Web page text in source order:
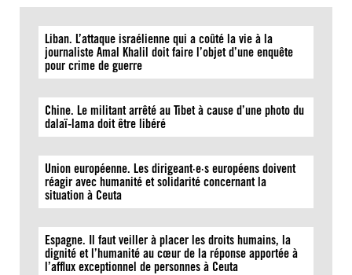
Liban. L’attaque israélienne qui a coûté la vie à la
journaliste Amal Khalil doit faire l’objet d’une enquête
pour crime de guerre
Chine. Le militant arrêté au Tibet à cause d’une photo du
dalaï-lama doit être libéré
Union européenne. Les dirigeant·e·s européens doivent
réagir avec humanité et solidarité concernant la
situation à Ceuta
Espagne. Il faut veiller à placer les droits humains, la
dignité et l’humanité au cœur de la réponse apportée à
l’afflux exceptionnel de personnes à Ceuta